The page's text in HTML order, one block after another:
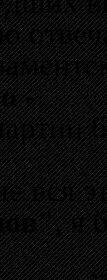
-
вся
, я